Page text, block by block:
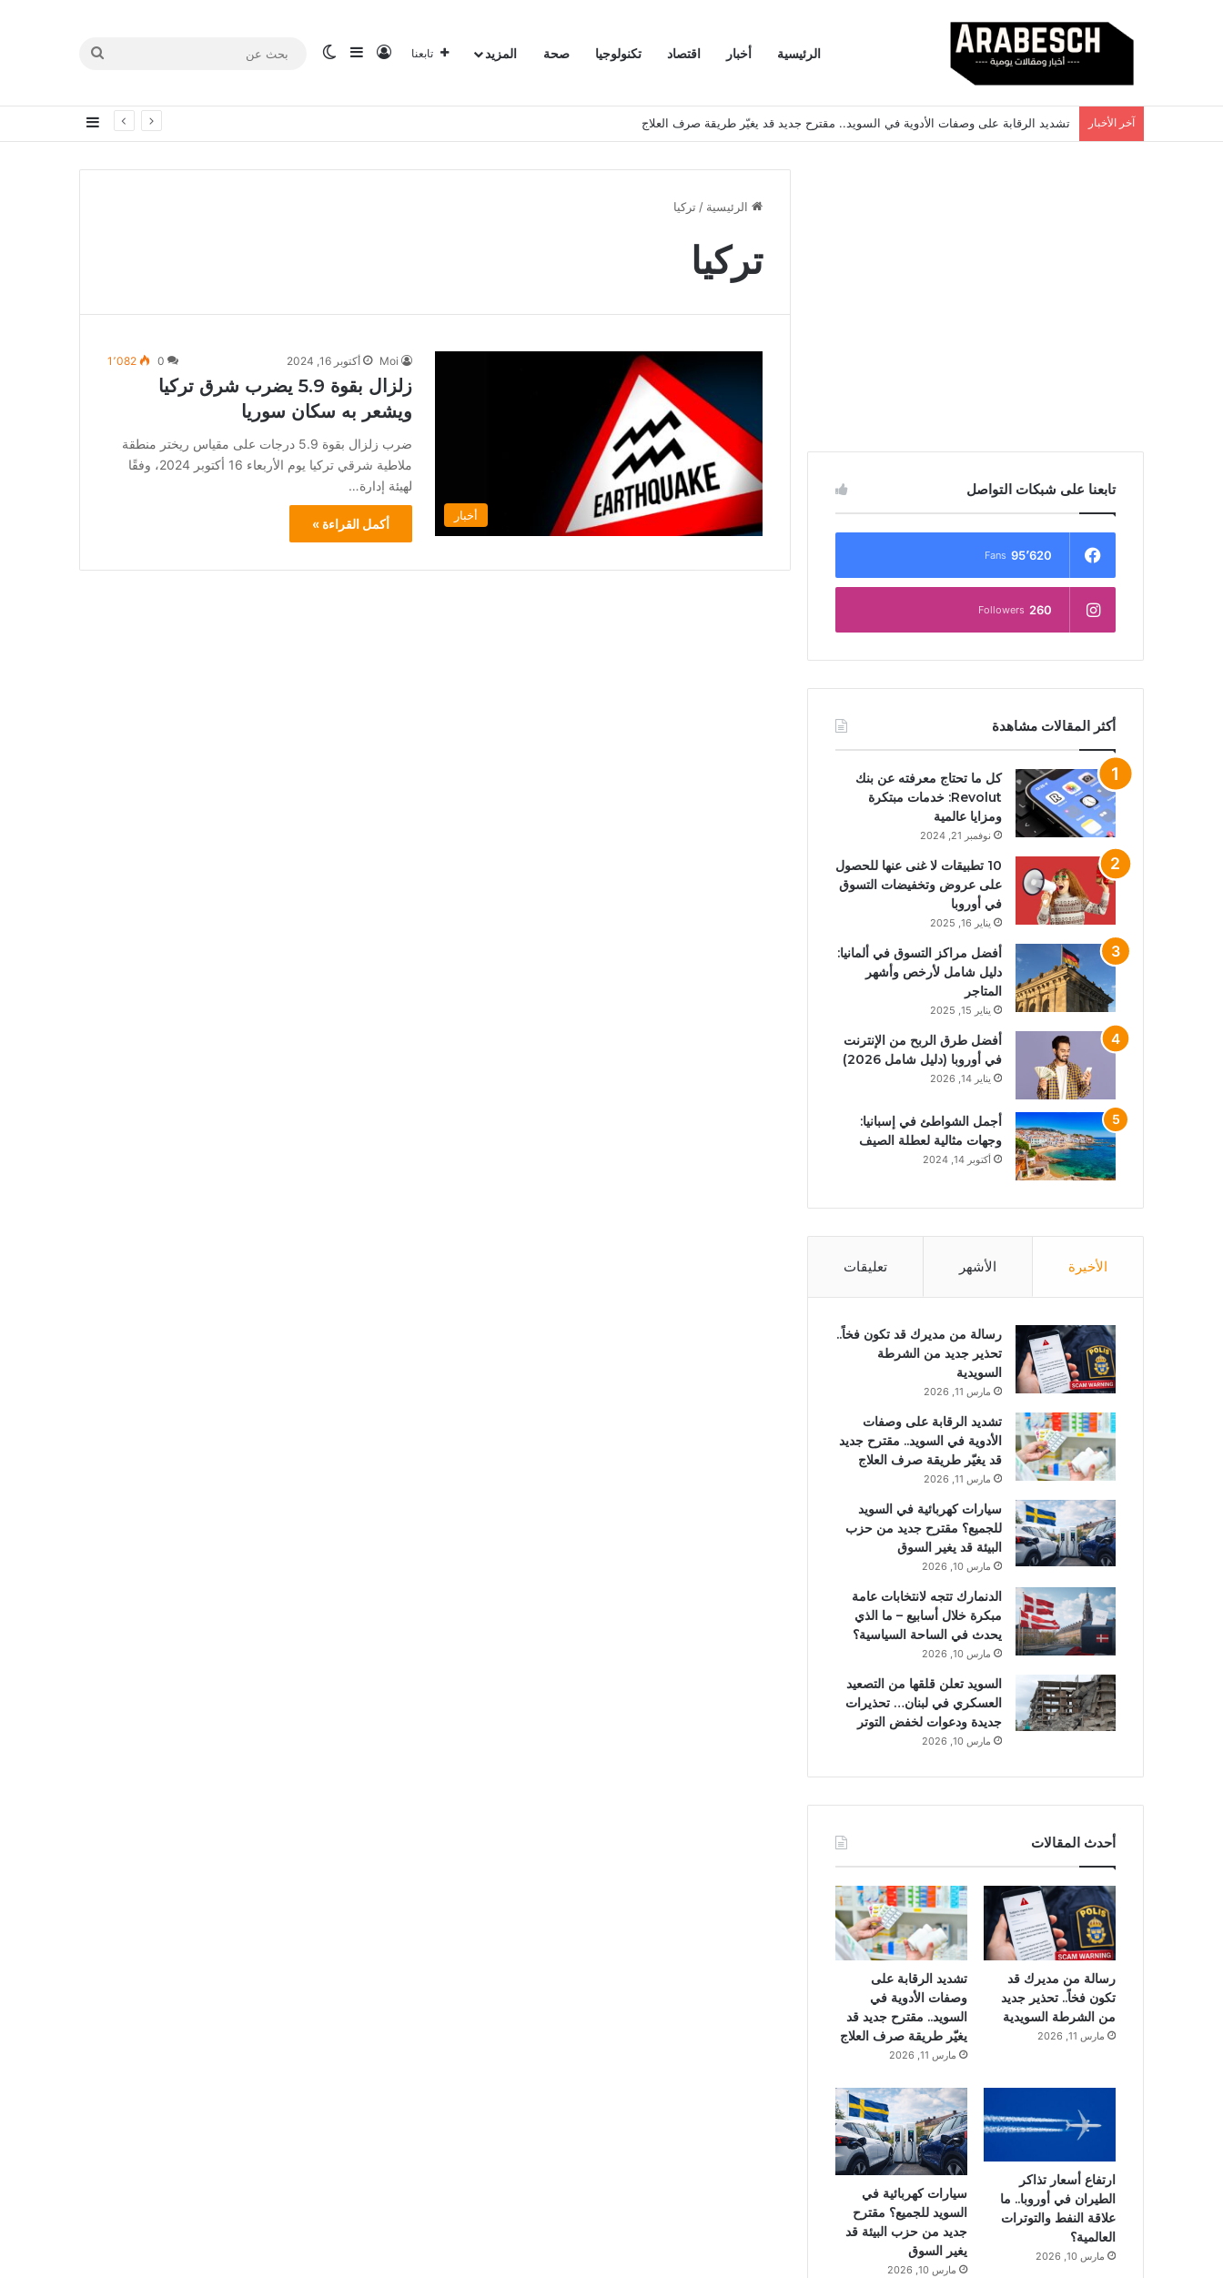
الرئيسية أخبار اقتصاد تكنولوجيا صحة المزيد تابعنا تسجيل الدخول
إضافة عمود جانبي
الوضع المظلم
آخر الأخبار تشديد الرقابة على وصفات الأدوية في السويد.. مقترح جديد قد يغيّر طريقة صرف العلاج
الرئيسية / تركيا
تركيا
أخبار
Moi أكتوبر 16, 2024 0 1٬082
زلزال بقوة 5.9 يضرب شرق تركيا
ويشعر به سكان سوريا
ضرب زلزال بقوة 5.9 درجات على مقياس ريختر منطقة
ملاطية شرقي تركيا يوم الأربعاء 16 أكتوبر 2024، وفقًا
لهيئة إدارة…
أكمل القراءة »
تابعنا على شبكات التواصل
95٬620 Fans
260
Followers
أكثر المقالات مشاهدة
كل ما تحتاج معرفته عن بنك
Revolut: خدمات مبتكرة
ومزايا عالمية
نوفمبر 21, 2024
10 تطبيقات لا غنى عنها للحصول
على عروض وتخفيضات التسوق
في أوروبا
يناير 16, 2025
أفضل مراكز التسوق في ألمانيا:
دليل شامل لأرخص وأشهر
المتاجر
يناير 15, 2025
أفضل طرق الربح من الإنترنت
في أوروبا (دليل شامل 2026)
يناير 14, 2026
أجمل الشواطئ في إسبانيا:
وجهات مثالية لعطلة الصيف
أكتوبر 14, 2024
الأخيرة الأشهر تعليقات
رسالة من مديرك قد تكون فخاً..
تحذير جديد من الشرطة
السويدية
مارس 11, 2026
تشديد الرقابة على وصفات
الأدوية في السويد.. مقترح جديد
قد يغيّر طريقة صرف العلاج
مارس 11, 2026
سيارات كهربائية في السويد
للجميع؟ مقترح جديد من حزب
البيئة قد يغير السوق
مارس 10, 2026
الدنمارك تتجه لانتخابات عامة
مبكرة خلال أسابيع – ما الذي
يحدث في الساحة السياسية؟
مارس 10, 2026
السويد تعلن قلقها من التصعيد
العسكري في لبنان… تحذيرات
جديدة ودعوات لخفض التوتر
مارس 10, 2026
أحدث المقالات
رسالة من مديرك قد
تكون فخاً.. تحذير جديد
من الشرطة السويدية
مارس 11, 2026
تشديد الرقابة على
وصفات الأدوية في
السويد.. مقترح جديد قد
يغيّر طريقة صرف العلاج
مارس 11, 2026
ارتفاع أسعار تذاكر
الطيران في أوروبا.. ما
علاقة النفط والتوترات
العالمية؟
مارس 10, 2026
سيارات كهربائية في
السويد للجميع؟ مقترح
جديد من حزب البيئة قد
يغير السوق
مارس 10, 2026